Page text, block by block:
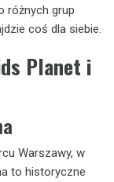
różnych grup
coś dla siebie.
Planet i
Warszawy, w
to historyczne